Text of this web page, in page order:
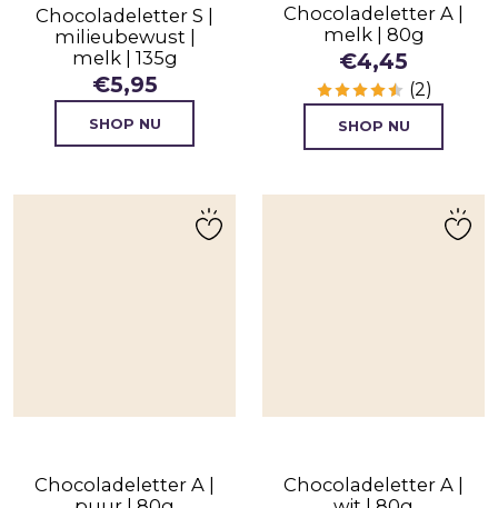
Chocoladeletter S |
milieubewust |
melk | 135g
€5,95
SHOP NU
Chocoladeletter A |
melk | 80g
€4,45
(2)
SHOP NU
Chocoladeletter A |
Chocoladeletter A |